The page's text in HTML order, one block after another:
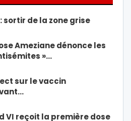
sortir de la zone grise
Ameziane dénonce les
»…
sur le vaccin
VI reçoit la première dose